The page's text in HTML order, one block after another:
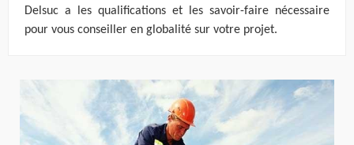
Delsuc a les qualifications et les savoir-faire nécessaire
pour vous conseiller en globalité sur votre projet.